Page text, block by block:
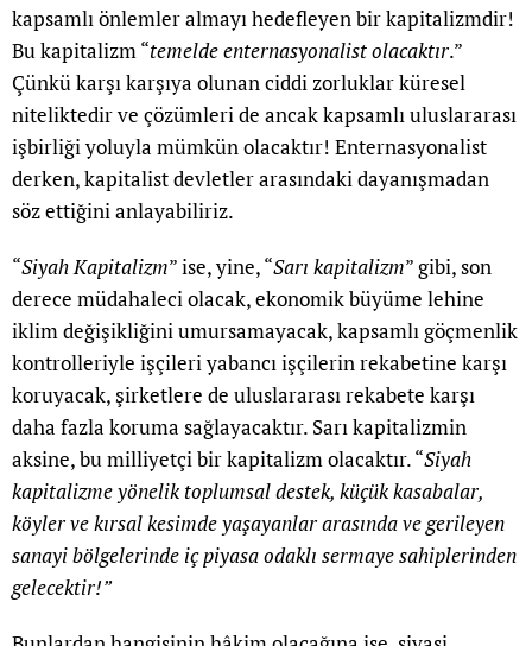
kapsamlı önlemler almayı hedefleyen bir kapitalizmdir!
Bu kapitalizm “temelde enternasyonalist olacaktır.”
Çünkü karşı karşıya olunan ciddi zorluklar küresel
niteliktedir ve çözümleri de ancak kapsamlı uluslararası
işbirliği yoluyla mümkün olacaktır! Enternasyonalist
derken, kapitalist devletler arasındaki dayanışmadan
söz ettiğini anlayabiliriz.
“Siyah Kapitalizm” ise, yine, “Sarı kapitalizm” gibi, son
derece müdahaleci olacak, ekonomik büyüme lehine
iklim değişikliğini umursamayacak, kapsamlı göçmenlik
kontrolleriyle işçileri yabancı işçilerin rekabetine karşı
koruyacak, şirketlere de uluslararası rekabete karşı
daha fazla koruma sağlayacaktır. Sarı kapitalizmin
aksine, bu milliyetçi bir kapitalizm olacaktır. “Siyah
kapitalizme yönelik toplumsal destek, küçük kasabalar,
köyler ve kırsal kesimde yaşayanlar arasında ve gerileyen
sanayi bölgelerinde iç piyasa odaklı sermaye sahiplerinden
gelecektir!”